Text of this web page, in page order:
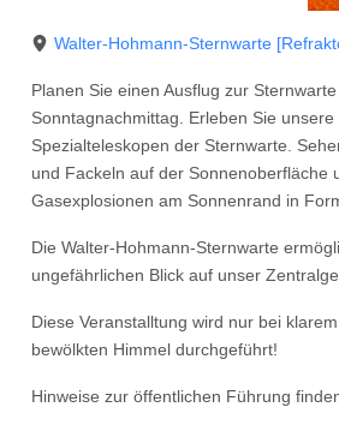
Walter-Hohmann-Sternwarte
Planen Sie einen Ausflug zur
Sonntagnachmittag. Erleben Sie
Spezialteleskopen der Sternwarte.
und Fackeln auf der Sonnenoberfläche
Gasexplosionen am Sonnenrand in
Die Walter-Hohmann-Sternwarte
ungefährlichen Blick auf unser
Diese Veranstalltung wird nur bei
bewölkten Himmel durchgeführt!
Hinweise zur öffentlichen Führung